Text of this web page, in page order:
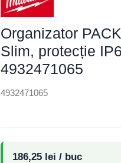
Organizator
Slim, protecție
4932471065
4932471065
186,25 lei / buc